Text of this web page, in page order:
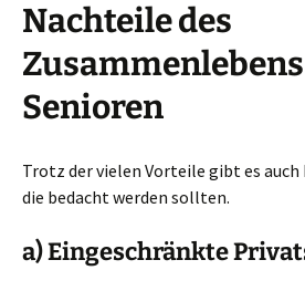
Nachteile des
Senioren
Trotz der vielen Vorteile gibt es
die bedacht werden sollten.
a) Eingeschränkte